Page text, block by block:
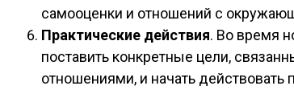
самооценки и отношений с
Практические действия. Во время
поставить конкретные цели,
отношениями, и начать